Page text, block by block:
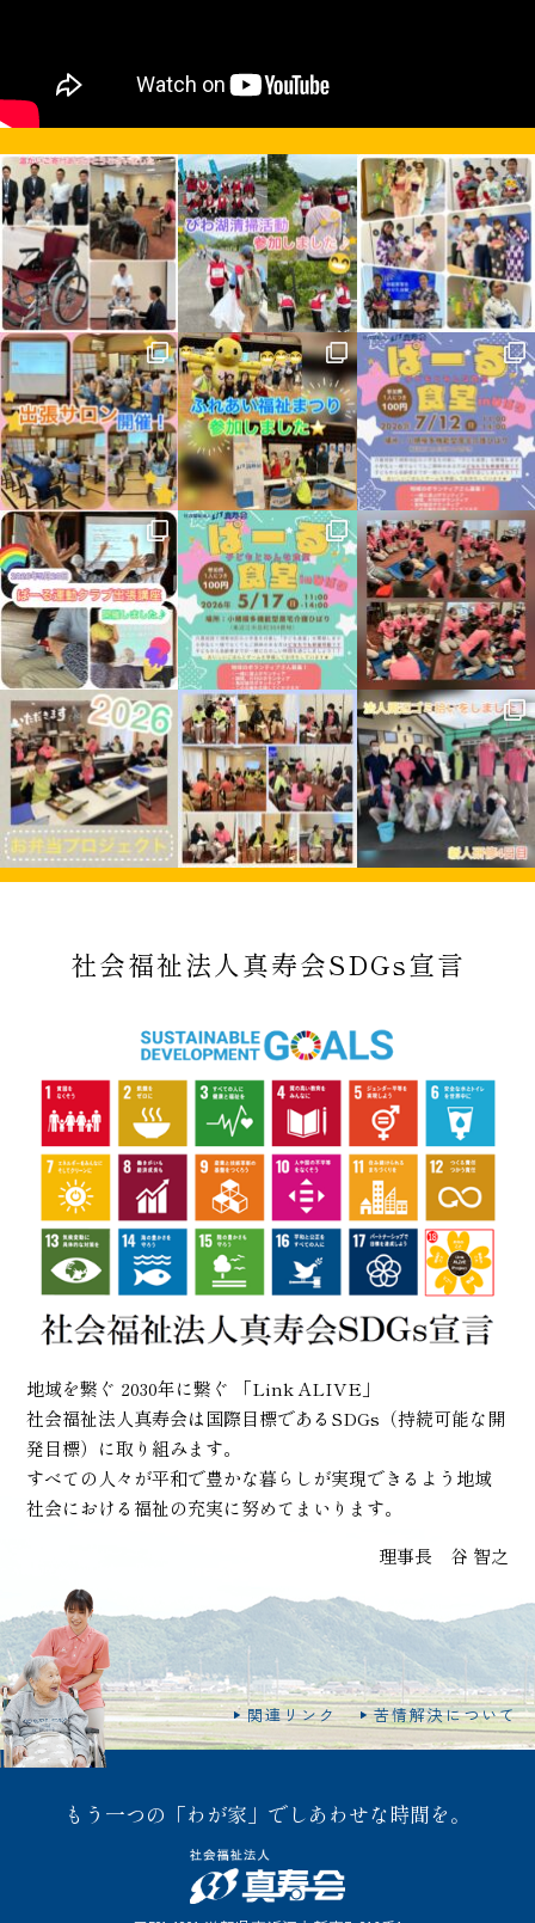
社会福祉法人真寿会SDGs宣言
地域を繋ぐ 2030年に繋ぐ 「Link ALIVE」
社会福祉法人真寿会は国際目標であるSDGs（持続可能な開
発目標）に取り組みます。
すべての人々が平和で豊かな暮らしが実現できるよう地域
社会における福祉の充実に努めてまいります。
理事長 谷 智之
関連リンク 苦情解決について
もう一つの「わが家」でしあわせな時間を。